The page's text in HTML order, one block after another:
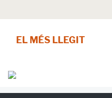
EL MÉS LLEGIT